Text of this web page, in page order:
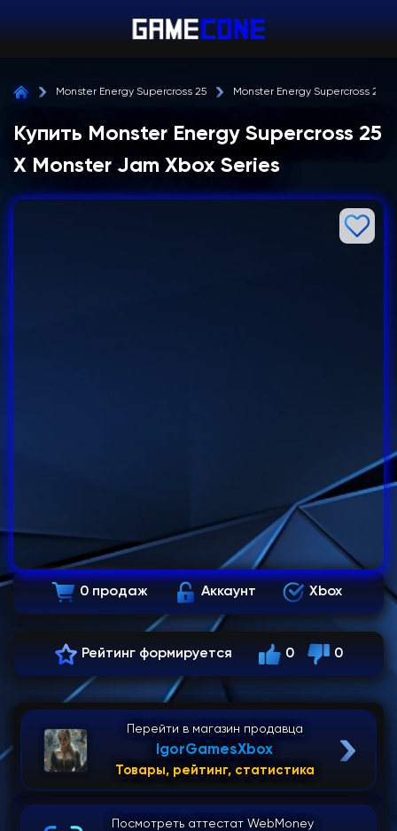
Monster Energy Supercross 25 Monster Energy Supercross 25
Купить Monster Energy Supercross 25
X Monster Jam Xbox Series
0 продаж Аккаунт Xbox
Рейтинг формируется 0 0
Перейти в магазин продавца
IgorGamesXbox
Товары, рейтинг, статистика
Посмотреть аттестат WebMoney